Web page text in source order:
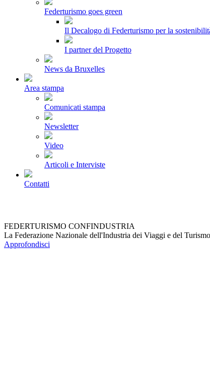
Federturismo goes green
Il Decalogo di Federturismo per la
I partner del Progetto
News da Bruxelles
Area stampa
Comunicati stampa
Newsletter
Video
Articoli e Interviste
Contatti
FEDERTURISMO CONFINDUSTRIA
La Federazione Nazionale dell'Industria dei Viaggi e del
Approfondisci